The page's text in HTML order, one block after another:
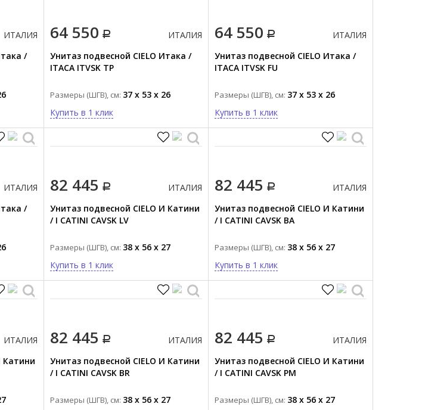
ИТАЛИЯ
/
64 550
ИТАЛИЯ
Унитаз подвесной CIELO Итака /
ITACA ITVSK TP
Размеры (ШГВ), см: 37 x 53 x 26
Купить в 1 клик
64 550
ИТАЛИЯ
Унитаз подвесной CIELO Итака /
ITACA ITVSK FU
Размеры (ШГВ), см: 37 x 53 x 26
Купить в 1 клик
ИТАЛИЯ
/
82 445
ИТАЛИЯ
Унитаз подвесной CIELO И Катини
/ I CATINI CAVSK LV
Размеры (ШГВ), см: 38 x 56 x 27
Купить в 1 клик
82 445
ИТАЛИЯ
Унитаз подвесной CIELO И Катини
/ I CATINI CAVSK BA
Размеры (ШГВ), см: 38 x 56 x 27
Купить в 1 клик
ИТАЛИЯ
Катини
82 445
ИТАЛИЯ
Унитаз подвесной CIELO И Катини
/ I CATINI CAVSK BR
Размеры (ШГВ), см: 38 x 56 x 27
82 445
ИТАЛИЯ
Унитаз подвесной CIELO И Катини
/ I CATINI CAVSK PM
Размеры (ШГВ), см: 38 x 56 x 27